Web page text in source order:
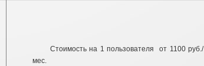
Стоимость на 1 пользователя от 1100 руб./
мес.